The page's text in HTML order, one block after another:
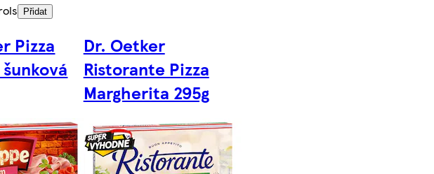
Přidat
Pizza
Dr. Oetker
Ristorante Pizza
Margherita 295g